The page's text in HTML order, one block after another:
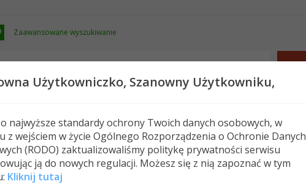
Zaawansowane wyszukiwanie
Nowe posty FAQ Kalendarz Spełeczność
Użytkowniczko, Szanowny Użytkowniku,
najwyższe standardy ochrony Twoich danych osobowych, w
z wejściem w życie Ogólnego Rozporządzenia o Ochronie Danych
(RODO) zaktualizowaliśmy politykę prywatności serwisu
ją do nowych regulacji. Możesz się z nią zapoznać w tym
Kliknij tutaj